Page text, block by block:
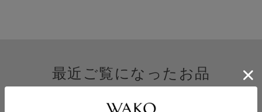
最近ご覧になったお品